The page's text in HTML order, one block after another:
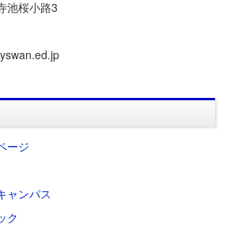
池桜小路3
ージ
ャンパス
ク